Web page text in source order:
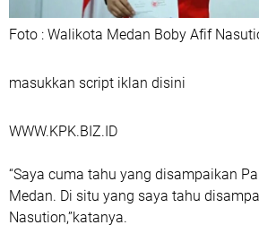
Foto : Walikota Medan Boby Afif
masukkan script iklan disini
WWW.KPK.BIZ.ID
“Saya cuma tahu yang disampaikan
Medan. Di situ yang saya tahu
Nasution,”katanya.